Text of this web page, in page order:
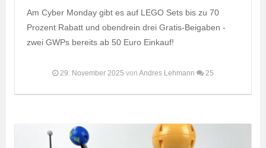
Am Cyber Monday gibt es auf LEGO Sets bis zu 70
Prozent Rabatt und obendrein drei Gratis-Beigaben -
zwei GWPs bereits ab 50 Euro Einkauf!
29. November 2025 von Andres Lehmann 25